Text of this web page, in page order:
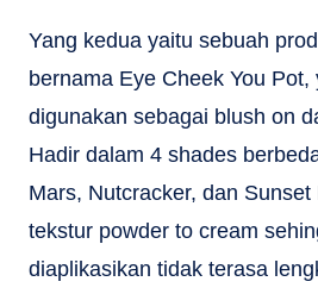
Yang kedua yaitu sebuah
bernama Eye Cheek You Pot,
digunakan sebagai blush on
Hadir dalam 4 shades
Mars, Nutcracker, dan
tekstur powder to cream
diaplikasikan tidak terasa